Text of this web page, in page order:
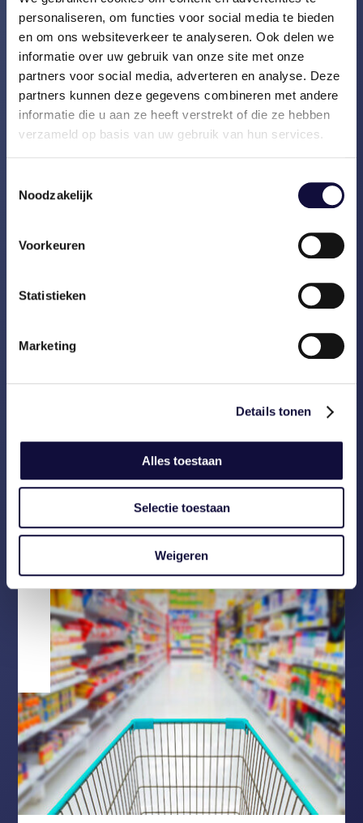
personaliseren, om functies voor social media te bieden
en om ons websiteverkeer te analyseren. Ook delen we
informatie over uw gebruik van onze site met onze
partners voor social media, adverteren en analyse. Deze
partners kunnen deze gegevens combineren met andere
informatie die u aan ze heeft verstrekt of die ze hebben
verzameld op basis van uw gebruik van hun services.
Noodzakelijk
Voorkeuren
Statistieken
Marketing
Details tonen
Alles toestaan
Selectie toestaan
Weigeren
governance.
De managementrapportages zijn
op een nieuwe manier ingericht,
waardoor het management betere
inzage heeft in de voortgang van
het project, de planning en het
Een nieuwe opzet voor de
uitgevoerd. Vasco heeft de
workshops. De totale doorlooptijd